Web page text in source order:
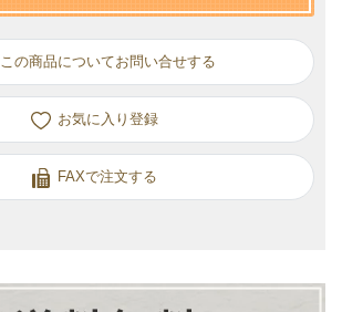
この商品についてお問い合せする
お気に入り
FAXで注文する